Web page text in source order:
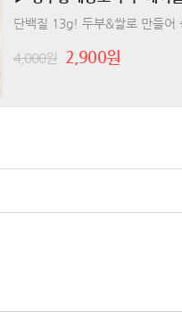
단백질 13g! 두부&쌀로 만들어
4,000원 2,900원